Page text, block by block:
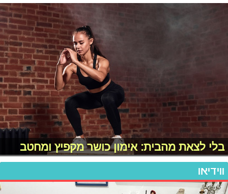
בלי לצאת מהבית: אימון כושר מקפיץ ומחטב
ווידיאו